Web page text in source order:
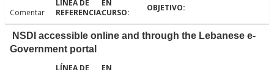
Comentar
NSDI accessible online and through the Lebanese e-
Government portal